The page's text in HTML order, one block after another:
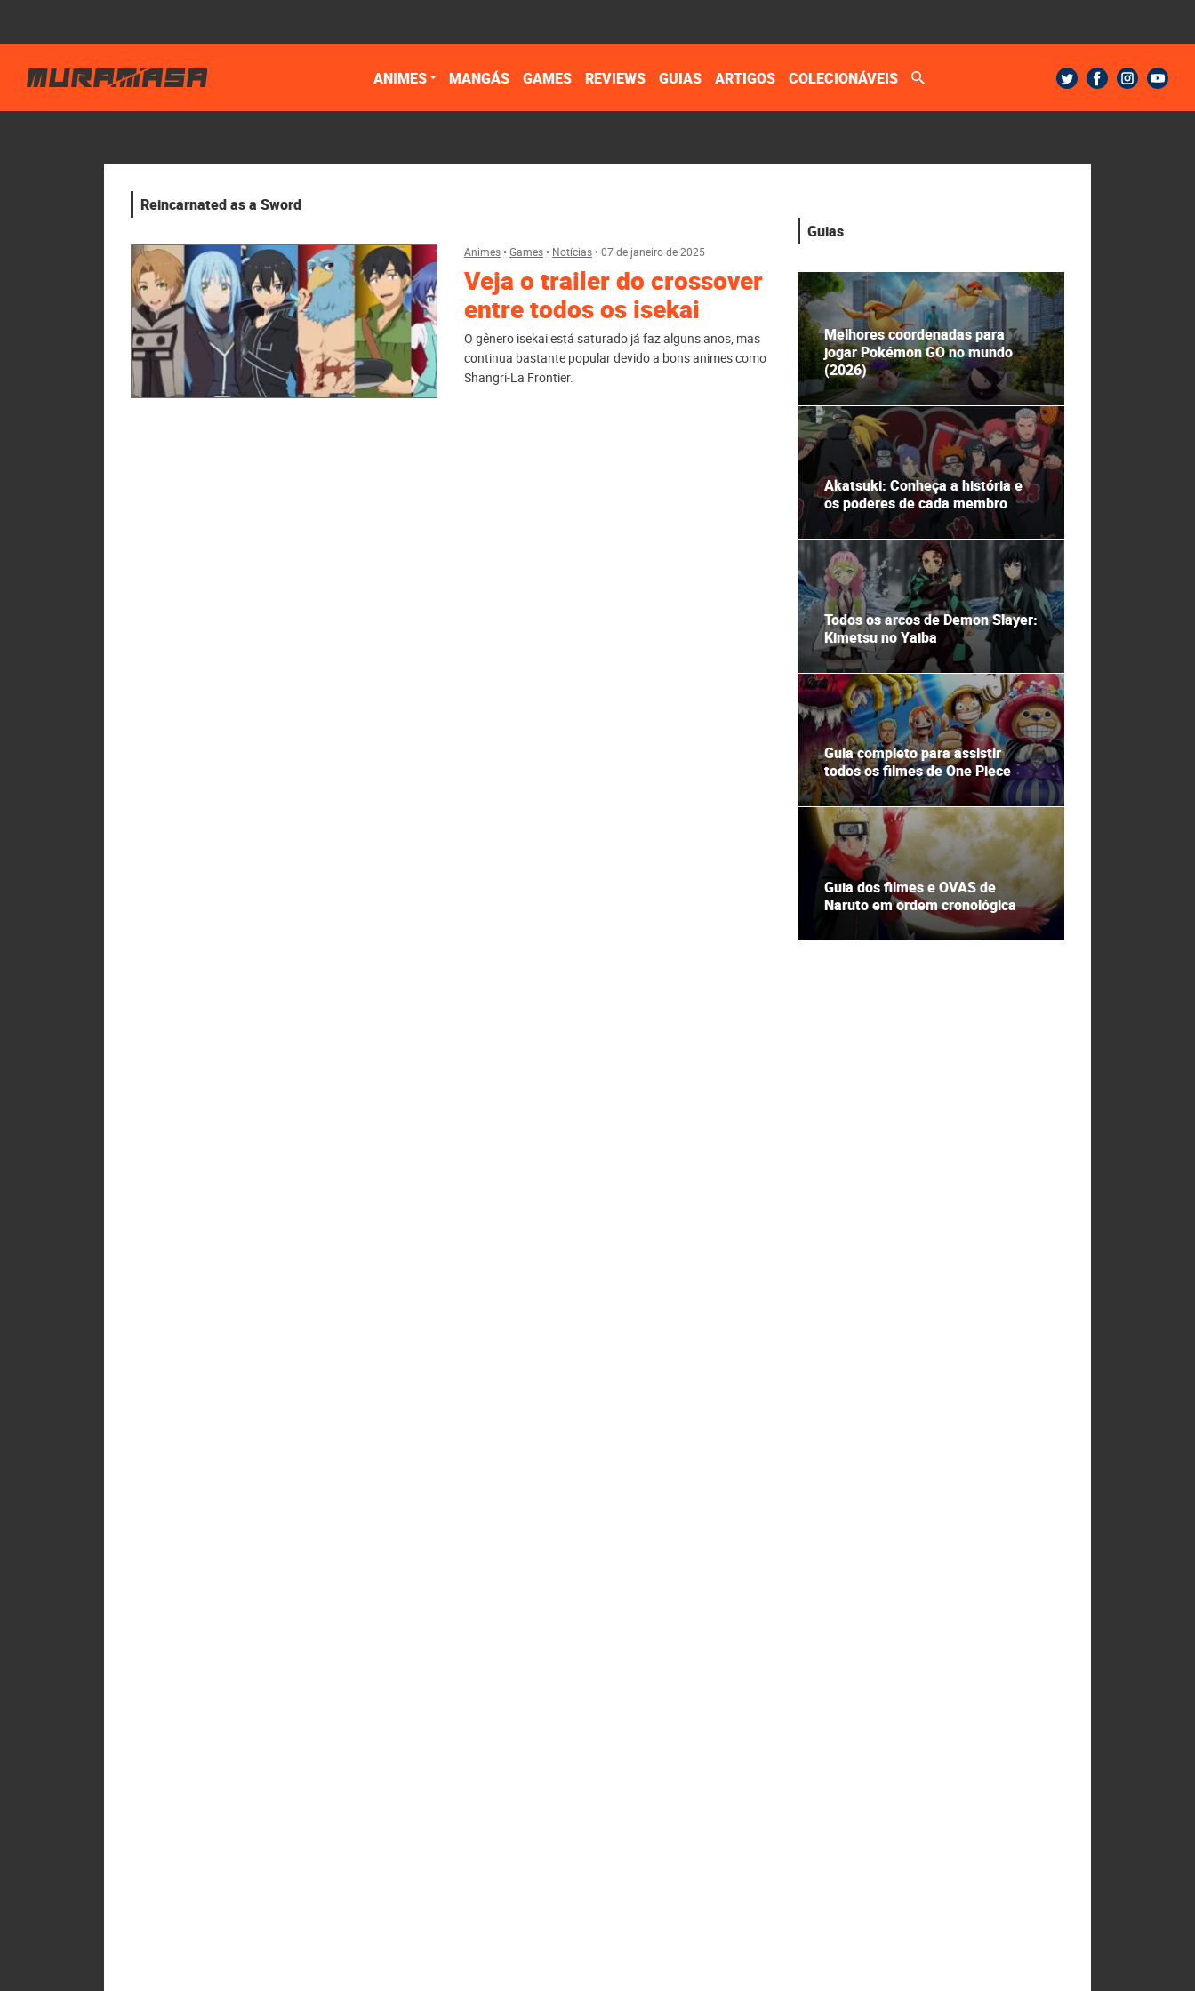
ANIMES MANGÁS GAMES REVIEWS GUIAS ARTIGOS COLECIONÁVEIS
Reincarnated as a Sword
Animes•Games• Notícias•07 de janeiro de 2025
Veja o trailer do crossover
entre todos os isekai
O gênero isekai está saturado já faz alguns anos, mas
continua bastante popular devido a bons animes como
Shangri-La Frontier.
Guias
Melhores coordenadas para
jogar Pokémon GO no mundo
(2026)
Akatsuki: Conheça a história e
os poderes de cada membro
Todos os arcos de Demon Slayer:
Kimetsu no Yaiba
Guia completo para assistir
todos os filmes de One Piece
Guia dos filmes e OVAS de
Naruto em ordem cronológica